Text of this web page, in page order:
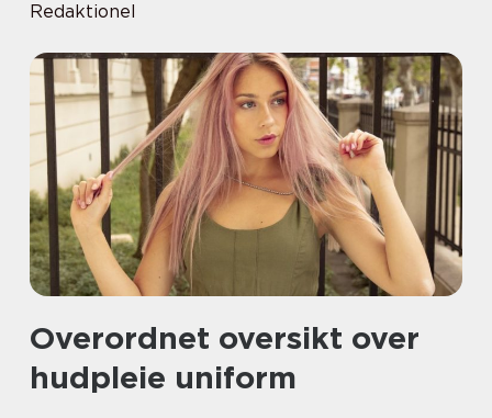
Redaktionel
Overordnet oversikt over
hudpleie uniform